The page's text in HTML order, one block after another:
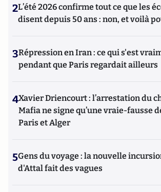
2L’été 2026 confirme tout ce que les
disent depuis 50 ans : non, et voilà
3Répression en Iran : ce qui s'est
pendant que Paris regardait ailleurs
4Xavier Driencourt : l’arrestation du
Mafia ne signe qu’une vraie-fausse
Paris et Alger
5Gens du voyage : la nouvelle
d'Attal fait des vagues